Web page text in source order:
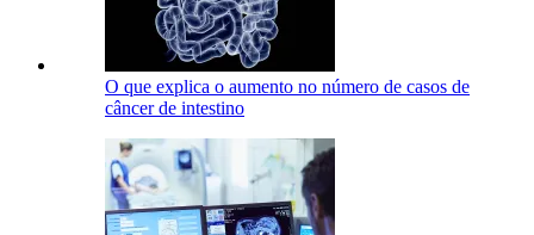
O que explica o aumento no número de casos de
câncer de intestino